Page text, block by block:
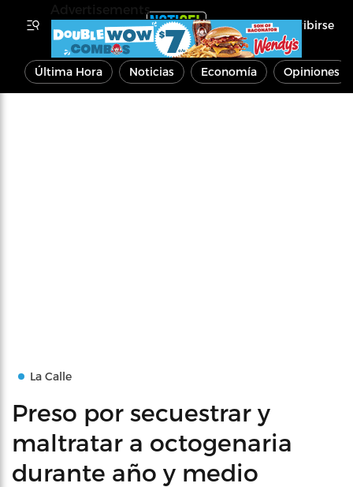
Inscribirse
Última Hora Noticias Economía Opiniones
La Calle
Preso por secuestrar y
maltratar a octogenaria
durante año y medio
Advertisements